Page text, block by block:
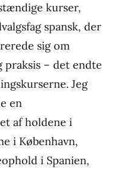
kurser,
spansk, der
sig om
– det endte
Jeg
en
af holdene i
i København,
i Spanien,